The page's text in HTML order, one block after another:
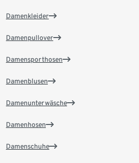
Damenkleider
Damenpullover
Damensporthosen
Damenblusen
Damenunterwäsche
Damenhosen
Damenschuhe